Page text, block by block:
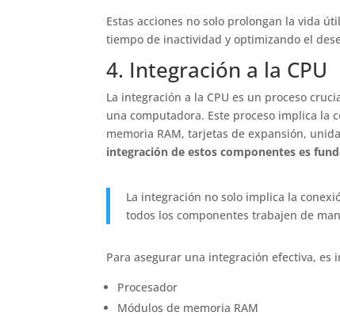
Estas acciones no solo prolongan la vida
tiempo de inactividad y optimizando el
4. Integración a la CPU
La integración a la CPU es un proceso
una computadora. Este proceso implica la
memoria RAM, tarjetas de expansión,
integración de estos componentes es
La integración no solo implica la
todos los componentes trabajen de
Para asegurar una integración efectiva,
Procesador
Módulos de memoria RAM